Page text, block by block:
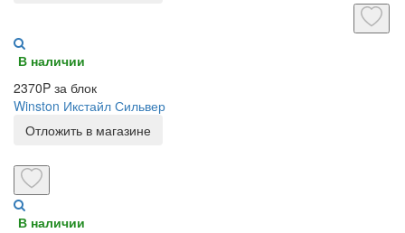
В наличии
2370P за блок
Winston Икстайл Сильвер
Отложить в магазине
В наличии